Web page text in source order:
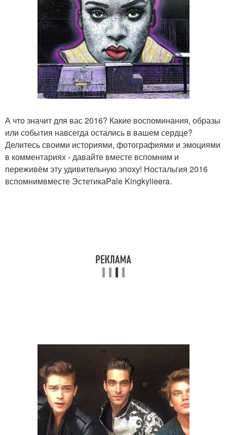
А что значит для вас 2016? Какие воспоминания, образы
или события навсегда остались в вашем сердце?
Делитесь своими историями, фотографиями и эмоциями
в комментариях - давайте вместе вспомним и
переживём эту удивительную эпоху! Ностальгия 2016
вспомнимвместе ЭстетикаPale Kingkylieera.